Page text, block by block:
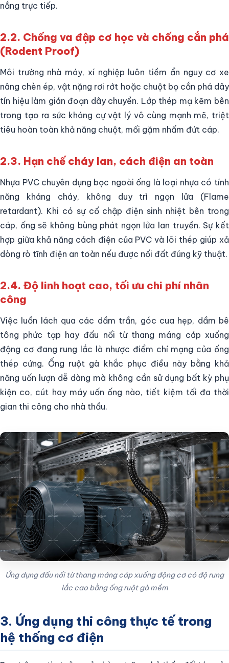
nắng trực tiếp.
2.2. Chống va đập cơ học và chống cắn phá
(Rodent Proof)
Môi trường nhà máy, xí nghiệp luôn tiềm ẩn nguy cơ xe
nâng chèn ép, vật nặng rơi rớt hoặc chuột bọ cắn phá dây
tín hiệu làm gián đoạn dây chuyền. Lớp thép mạ kẽm bên
trong tạo ra sức kháng cự vật lý vô cùng mạnh mẽ, triệt
tiêu hoàn toàn khả năng chuột, mối gặm nhấm đứt cáp.
2.3. Hạn chế cháy lan, cách điện an toàn
Nhựa PVC chuyên dụng bọc ngoài ống là loại nhựa có tính
năng kháng cháy, không duy trì ngọn lửa (Flame
retardant). Khi có sự cố chập điện sinh nhiệt bên trong
cáp, ống sẽ không bùng phát ngọn lửa lan truyền. Sự kết
hợp giữa khả năng cách điện của PVC và lõi thép giúp xả
dòng rò tĩnh điện an toàn nếu được nối đất đúng kỹ thuật.
2.4. Độ linh hoạt cao, tối ưu chi phí nhân
công
Việc luồn lách qua các dầm trần, góc cua hẹp, dầm bê
tông phức tạp hay đấu nối từ thang máng cáp xuống
động cơ đang rung lắc là nhược điểm chí mạng của ống
thép cứng. Ống ruột gà khắc phục điều này bằng khả
năng uốn lượn dễ dàng mà không cần sử dụng bất kỳ phụ
kiện co, cút hay máy uốn ống nào, tiết kiệm tối đa thời
gian thi công cho nhà thầu.
Ứng dụng đấu nối từ thang máng cáp xuống động cơ có độ rung
lắc cao bằng ống ruột gà mềm
3. Ứng dụng thi công thực tế trong
hệ thống cơ điện